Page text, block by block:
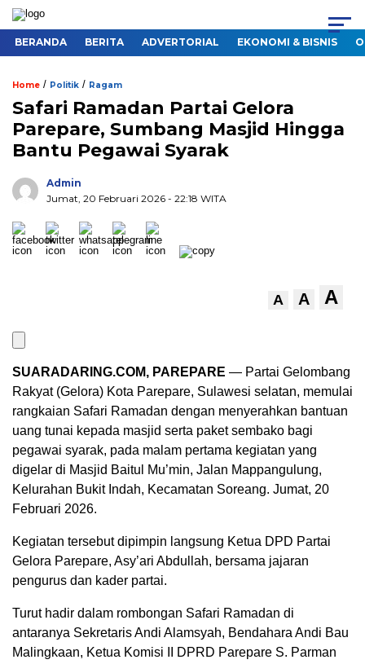
BERANDA BERITA ADVERTORIAL EKONOMI & BISNIS
Home / Politik / Ragam
Safari Ramadan Partai Gelora
Parepare, Sumbang Masjid Hingga
Bantu Pegawai Syarak
Admin
Jumat, 20 Februari 2026 - 22:18 WITA
A A A
SUARADARING.COM, PAREPARE — Partai Gelombang
Rakyat (Gelora) Kota Parepare, Sulawesi selatan, memulai
rangkaian Safari Ramadan dengan menyerahkan bantuan
uang tunai kepada masjid serta paket sembako bagi
pegawai syarak, pada malam pertama kegiatan yang
digelar di Masjid Baitul Mu’min, Jalan Mappangulung,
Kelurahan Bukit Indah, Kecamatan Soreang. Jumat, 20
Februari 2026.
Kegiatan tersebut dipimpin langsung Ketua DPD Partai
Gelora Parepare, Asy’ari Abdullah, bersama jajaran
pengurus dan kader partai.
Turut hadir dalam rombongan Safari Ramadan di
antaranya Sekretaris Andi Alamsyah, Bendahara Andi Bau
Malingkaan, Ketua Komisi II DPRD Parepare S. Parman